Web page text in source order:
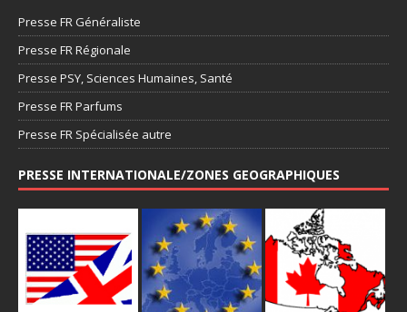
Presse FR Généraliste
Presse FR Régionale
Presse PSY, Sciences Humaines, Santé
Presse FR Parfums
Presse FR Spécialisée autre
PRESSE INTERNATIONALE/ZONES GEOGRAPHIQUES